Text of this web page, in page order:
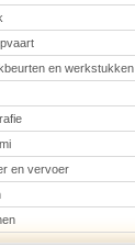
en werkstukken
en vervoer